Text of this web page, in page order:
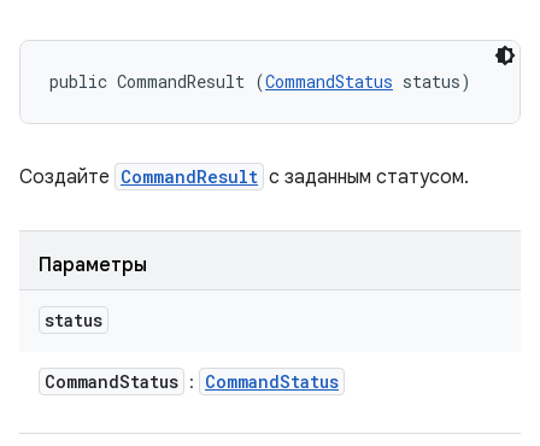
public CommandResult (CommandStatus status)
Создайте CommandResult с заданным статусом.
Параметры
status
CommandStatus : CommandStatus